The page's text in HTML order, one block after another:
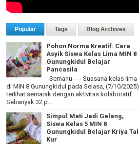
Popular Tags Blog Archives
Pohon Norma Kreatif: Cara
Asyik Siswa Kelas Lima MIN 8
Gunungkidul Belajar
Pancasila
Semanu ---- Suasana kelas lima
di MIN 8 Gunungkidul pada Selasa, (7/10/2025),
terlihat semarak dengan aktivitas kolaboratif.
Sebanyak 32 p...
Simpul Mati Jadi Gelang,
Siswa Kelas 5 MIN 8
Gunungkidul Belajar Kriya
Kur